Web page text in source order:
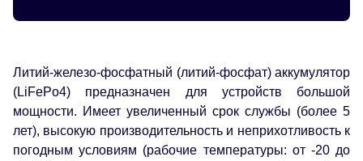
Литий-железо-фосфатный (литий-фосфат) аккумулятор
(LiFePo4) предназначен для устройств большой
мощности. Имеет увеличенный срок службы (более 5
лет), высокую производительность и неприхотливость к
погодным условиям (рабочие температуры: от -20 до